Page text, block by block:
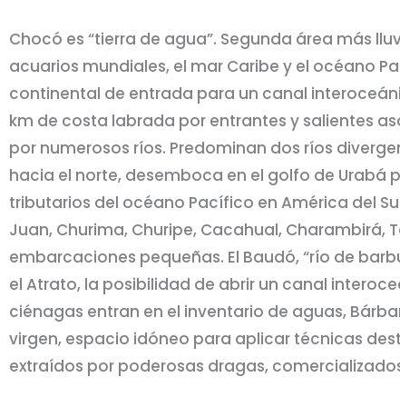
Chocó es “tierra de agua”. Segunda área más
acuarios mundiales, el mar Caribe y el océano
continental de entrada para un canal
km de costa labrada por entrantes y salientes
por numerosos ríos. Predominan dos ríos
hacia el norte, desemboca en el golfo de Urabá
tributarios del océano Pacífico en América del
Juan, Churima, Churipe, Cacahual,
embarcaciones pequeñas. El Baudó, “río de
el Atrato, la posibilidad de abrir un canal
ciénagas entran en el inventario de aguas,
virgen, espacio idóneo para aplicar técnicas
extraídos por poderosas dragas,